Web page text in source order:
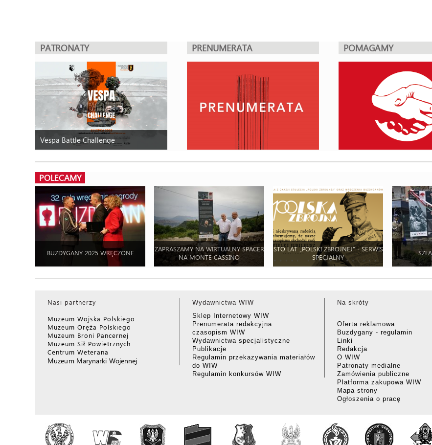
PATRONATY
Vespa Battle Challenge
PRENUMERATA POMAGAMY
POLECAMY
BUZDYGANY 2025 WRĘCZONE
ZAPRASZAMY NA WIRTUALNY SPACER
NA MONTE CASSINO
STO LAT „POLSKI ZBROJNEJ” - SERWIS
SPECJALNY
Nasi partnerzy
Muzeum Wojska Polskiego
Muzeum Oręża Polskiego
Muzeum Broni Pancernej
Muzeum Sił Powietrznych
Centrum Weterana
Muzeum Marynarki Wojennej
Wydawnictwa WIW
Sklep Internetowy WIW
Prenumerata redakcyjna
czasopism WIW
Wydawnictwa specjalistyczne
Publikacje
Regulamin przekazywania materiałów
do WIW
Regulamin konkursów WIW
Na skróty
Oferta reklamowa
Buzdygany - regulamin
Linki
Redakcja
O WIW
Patronaty medialne
Zamówienia publiczne
Platforma zakupowa WIW
Mapa strony
Ogłoszenia o pracę